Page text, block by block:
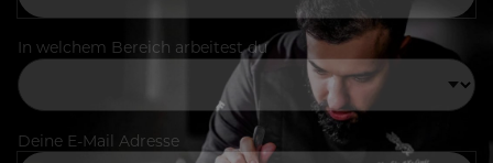
In welchem Bereich arbeitest du
Deine E-Mail Adresse